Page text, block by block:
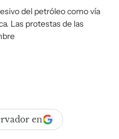
del petróleo como vía
Las protestas de las
en